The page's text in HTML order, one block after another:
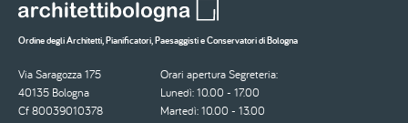
Ordine degli Architetti, Pianificatori, Paesaggisti e Conservatori di Bologna
Via Saragozza 175
40135 Bologna
Cf 80039010378
Orari apertura Segreteria:
Lunedì: 10.00 - 17.00
Martedì: 10.00 - 13.00